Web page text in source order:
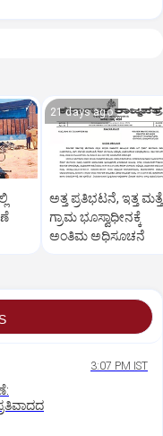
21 days ago
ಅತ್ತ ಪ್ರತಿಭಟನೆ, ಇತ್ತ
ಗ್ರಾಮ ಭೂಸ್ವಾಧೀನಕ್ಕೆ
ಅಂತಿಮ ಅಧಿಸೂಚನೆ
3:07 PM IST